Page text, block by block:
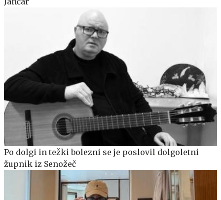
Po dolgi in težki bolezni se je poslovil dolgoletni
župnik iz Senožeč